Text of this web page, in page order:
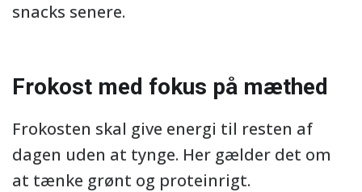
snacks senere.
Frokost med fokus på mæthed
Frokosten skal give energi til resten af
dagen uden at tynge. Her gælder det om
at tænke grønt og proteinrigt.